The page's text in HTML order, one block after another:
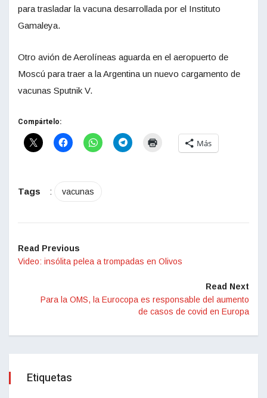
para trasladar la vacuna desarrollada por el Instituto
Gamaleya.
Otro avión de Aerolíneas aguarda en el aeropuerto de
Moscú para traer a la Argentina un nuevo cargamento de
vacunas Sputnik V.
Compártelo:
Más
Tags : vacunas
Read Previous
Video: insólita pelea a trompadas en Olivos
Read Next
Para la OMS, la Eurocopa es responsable del aumento
de casos de covid en Europa
Etiquetas